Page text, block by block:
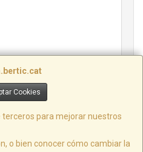
Cookies
para mejorar nuestros
o bien conocer cómo cambiar la
18h)